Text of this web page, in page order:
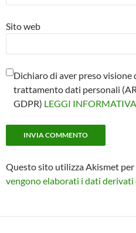
Sito web
Dichiaro di aver preso visione
trattamento dati personali
GDPR) LEGGI INFORMATIVA
Questo sito utilizza Akismet per
vengono elaborati i dati derivati